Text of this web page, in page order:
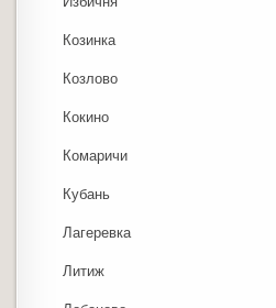
Козинка
Козлово
Кокино
Комаричи
Кубань
Лагеревка
Литиж